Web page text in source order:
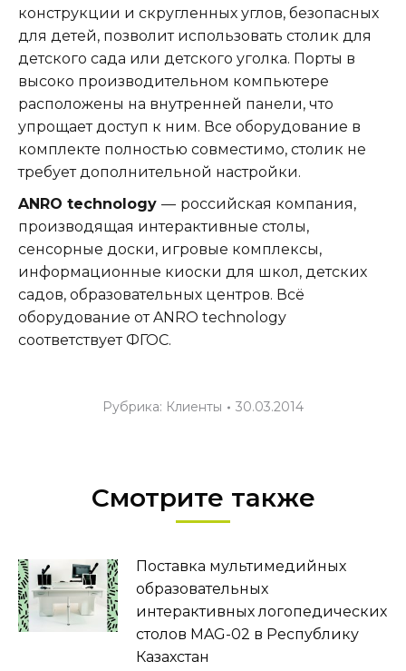
конструкции и скругленных углов, безопасных
для детей, позволит использовать столик для
детского сада или детского уголка. Порты в
высоко производительном компьютере
расположены на внутренней панели, что
упрощает доступ к ним. Все оборудование в
комплекте полностью совместимо, столик не
требует дополнительной настройки.
ANRO technology — российская компания,
производящая интерактивные столы,
сенсорные доски, игровые комплексы,
информационные киоски для школ, детских
садов, образовательных центров. Всё
оборудование от ANRO technology
соответствует ФГОС.
Рубрика: Клиенты 30.03.2014
Смотрите также
Поставка мультимедийных
образовательных
интерактивных логопедических
столов MAG-02 в Республику
Казахстан